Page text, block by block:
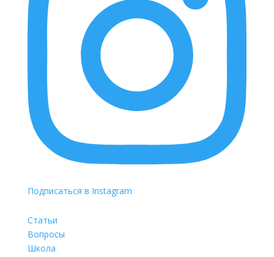
Подписаться в Instagram
Статьи
Вопросы
Школа